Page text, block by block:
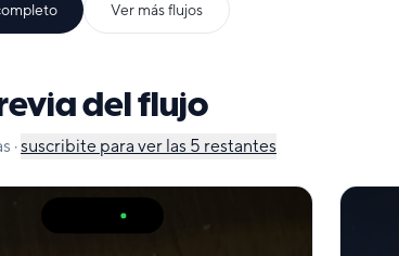
Ver más flujos
del flujo
·suscribite para ver las 5 restantes